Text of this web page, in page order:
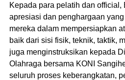
Kepada para pelatih dan official,
apresiasi dan penghargaan
mereka dalam mempersiapkan
baik dari sisi fisik, teknik, taktik,
juga menginstruksikan kepada
Olahraga bersama KONI
seluruh proses keberangkatan,